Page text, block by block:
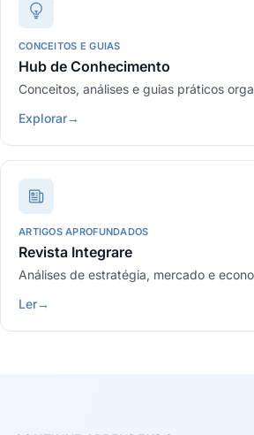
CONCEITOS E GUIAS
Hub de Conhecimento
Conceitos, análises e guias práticos
Explorar→
ARTIGOS APROFUNDADOS
Revista Integrare
Análises de estratégia, mercado e
Ler→